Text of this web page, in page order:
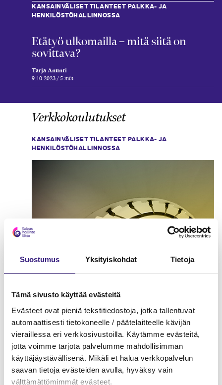
Suostumus Yksityiskohdat Tietoja
Tämä sivusto käyttää evästeitä
Evästeet ovat pieniä tekstitiedostoja, jotka tallentuvat
automaattisesti tietokoneelle / päätelaitteelle kävijän
vieraillessa eri verkkosivustoilla. Käytämme evästeitä,
jotta voimme tarjota palvelumme mahdollisimman
käyttäjäystävällisenä. Mikäli et halua verkkopalvelun
saavan tietoja evästeiden avulla, hyväksy vain
välttämättömimmät evästeet.
KANSAINVÄLISET TILANTEET PALKKA- JA
HENKILÖSTÖHALLINNOSSA
Etätyö ulkomailla – mitä siitä on
sovittava?
Tarja Anunti
9.10.2023 5 min
Verkkokoulutukset
KANSAINVÄLISET TILANTEET PALKKA- JA
HENKILÖSTÖHALLINNOSSA
Vakuutuspalkan määrittely
ulkomailla työskentelevälle